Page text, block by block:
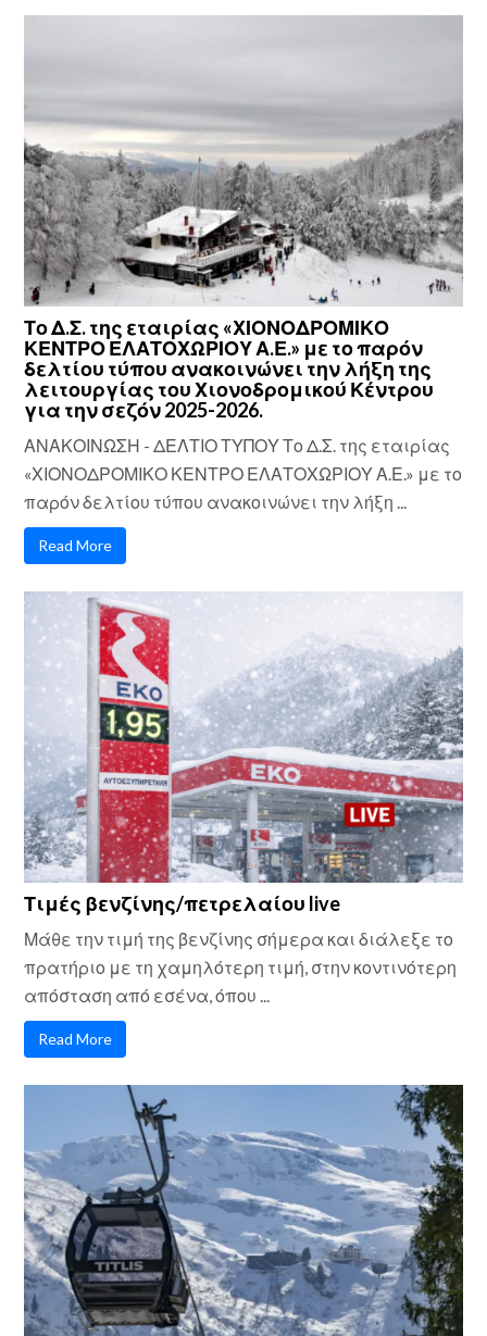
Το Δ.Σ. της εταιρίας «ΧΙΟΝΟΔΡΟΜΙΚΟ
ΚΕΝΤΡΟ ΕΛΑΤΟΧΩΡΙΟΥ Α.Ε.» με το παρόν
δελτίου τύπου ανακοινώνει την λήξη της
λειτουργίας του Χιονοδρομικού Κέντρου
για την σεζόν 2025-2026.
ΑΝΑΚΟΙΝΩΣΗ - ΔΕΛΤΙΟ ΤΥΠΟΥ Το Δ.Σ. της εταιρίας
«ΧΙΟΝΟΔΡΟΜΙΚΟ ΚΕΝΤΡΟ ΕΛΑΤΟΧΩΡΙΟΥ Α.Ε.» με το
παρόν δελτίου τύπου ανακοινώνει την λήξη ...
Read More
Τιμές βενζίνης/πετρελαίου live
Μάθε την τιμή της βενζίνης σήμερα και διάλεξε το
πρατήριο με τη χαμηλότερη τιμή, στην κοντινότερη
απόσταση από εσένα, όπου ...
Read More